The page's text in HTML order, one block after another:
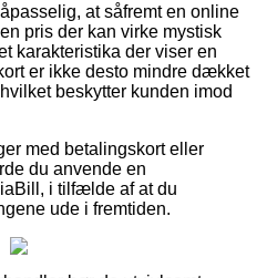
at såfremt en online
pris der kan virke mystisk
karakteristika der viser en
er ikke desto mindre dækket
beskytter kunden imod
med betalingskort eller
du anvende en
i tilfælde af at du
ude i fremtiden.